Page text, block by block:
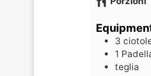
3
1
teglia